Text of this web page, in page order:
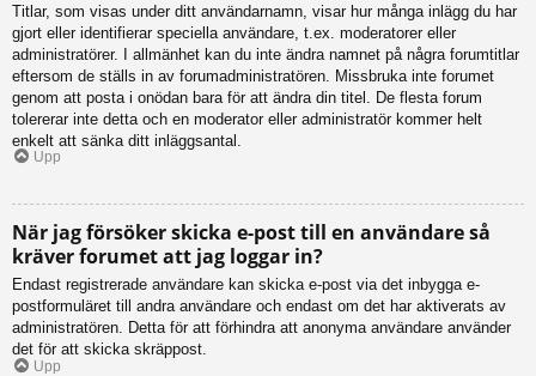
Titlar, som visas under ditt användarnamn, visar hur många inlägg du har
gjort eller identifierar speciella användare, t.ex. moderatorer eller
administratörer. I allmänhet kan du inte ändra namnet på några forumtitlar
eftersom de ställs in av forumadministratören. Missbruka inte forumet
genom att posta i onödan bara för att ändra din titel. De flesta forum
tolererar inte detta och en moderator eller administratör kommer helt
enkelt att sänka ditt inläggsantal.
Upp
När jag försöker skicka e-post till en användare så
kräver forumet att jag loggar in?
Endast registrerade användare kan skicka e-post via det inbygga e-
postformuläret till andra användare och endast om det har aktiverats av
administratören. Detta för att förhindra att anonyma användare använder
det för att skicka skräppost.
Upp